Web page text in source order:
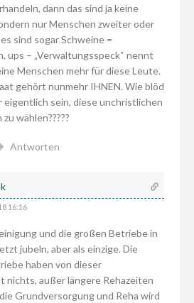
dann das sind ja keine
nur Menschen zweiter oder
sind sogar Schweine =
ups – „Verwaltungsspeck“ nennt
Menschen mehr für diese Leute.
gehört nunmehr IHNEN. Wie blöd
eigentlich sein, diese unchristlichen
wählen?????
Antworten
16:16
und die großen Betriebe in
jubeln, aber als einzige. Die
haben von dieser
nichts, außer längere Rehazeiten
Grundversorgung und Reha wird